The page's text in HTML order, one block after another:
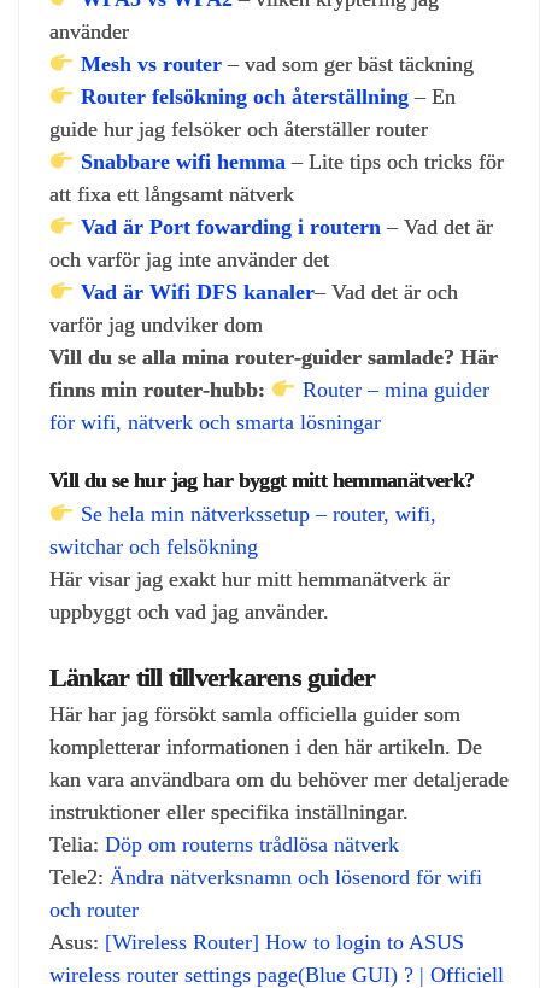
använder
Mesh vs router – vad som ger bäst täckning
Router felsökning och återställning– En
guide hur jag felsöker och återställer router
Snabbare wifi hemma– Lite tips och tricks för
att fixa ett långsamt nätverk
Vad är Port fowarding i routern– Vad det är
och varför jag inte använder det
Vad är Wifi DFS kanaler– Vad det är och
varför jag undviker dom
Vill du se alla mina router‑guider samlade? Här
finns min router‑hubb:
Router – mina guider
för wifi, nätverk och smarta lösningar
Vill du se hur jag har byggt mitt hemmanätverk?
Se hela min nätverkssetup – router, wifi,
switchar och felsökning
Här visar jag exakt hur mitt hemmanätverk är
uppbyggt och vad jag använder.
Länkar till tillverkarens guider
Här har jag försökt samla officiella guider som
kompletterar informationen i den här artikeln. De
kan vara användbara om du behöver mer detaljerade
instruktioner eller specifika inställningar.
Telia: Döp om routerns trådlösa nätverk
Tele2: Ändra nätverksnamn och lösenord för wifi
och router
Asus: [Wireless Router] How to login to ASUS
wireless router settings page(Blue GUI) ? | Officiell